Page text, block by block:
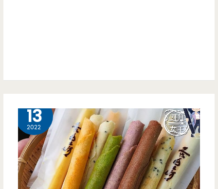
人
深
刻
（邀
巧
品
牌
首
13
2022